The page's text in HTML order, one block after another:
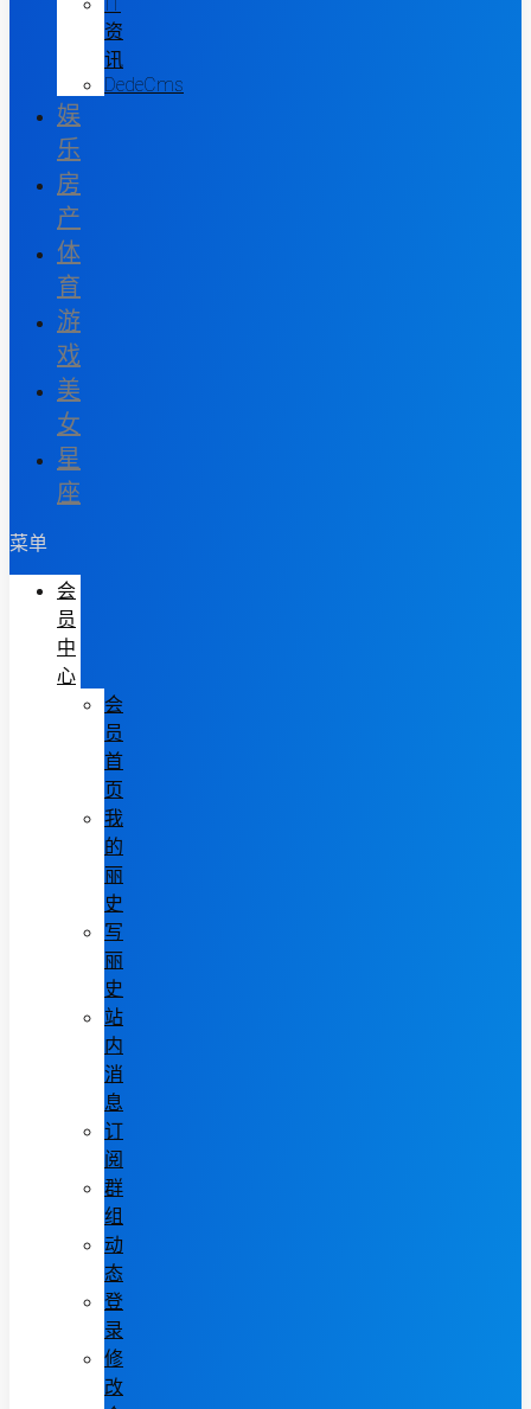
资
讯
DedeCms
娱
乐
房
产
体
育
游
戏
美
女
星
座
菜单
会
员
中
心
会
员
首
页
我
的
丽
史
写
丽
史
站
内
消
息
订
阅
群
组
动
态
登
录
修
改